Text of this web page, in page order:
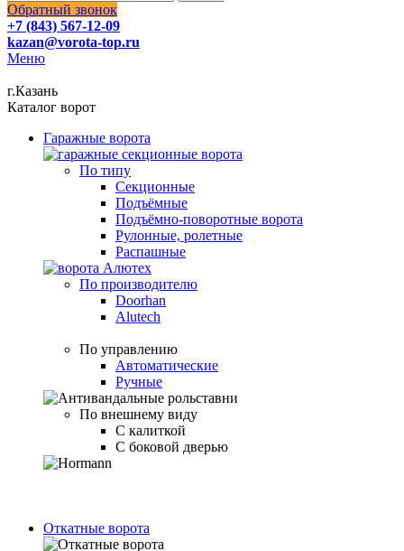
Обратный звонок
+7 (843) 567-12-09
kazan@vorota-top.ru
Меню
г.Казань
Каталог ворот
Гаражные ворота
По типу
Секционные
Подъёмные
Подъёмно-поворотные ворота
Рулонные, ролетные
Распашные
По производителю
Doorhan
Alutech
По управлению
Автоматические
Ручные
По внешнему виду
С калиткой
С боковой дверью
Откатные ворота